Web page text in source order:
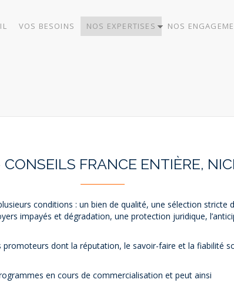
VOS BESOINS NOS EXPERTISES NOS
entière, Nice, Monaco & à l'International.
FRANCE ENTIÈRE,
conditions : un bien de qualité, une sélection stricte
impayés et dégradation, une protection juridique,
promoteurs dont la réputation, le savoir-faire et la fiabilité
en cours de commercialisation et peut ainsi